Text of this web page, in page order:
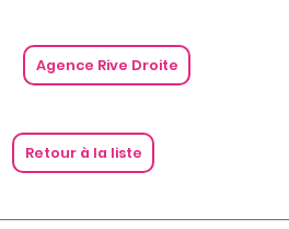
Agence Rive Droite
Retour à la liste